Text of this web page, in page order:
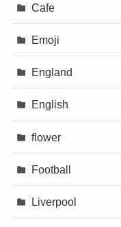
Cafe
Emoji
England
English
flower
Football
Liverpool